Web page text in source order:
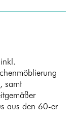
samt
aus den 60-er